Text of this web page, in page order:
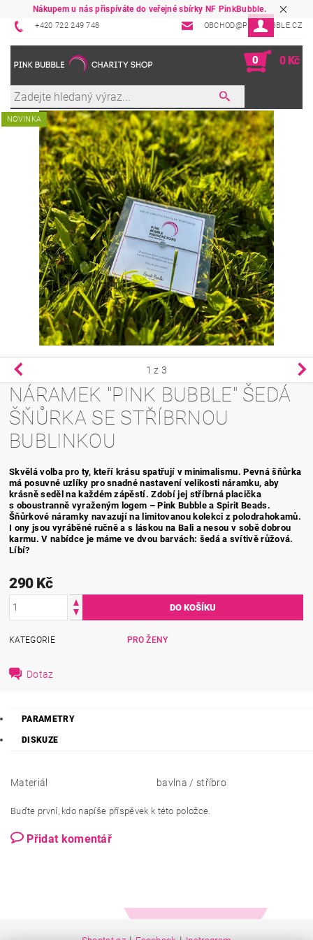
Nákupem u nás přispíváte do veřejné sbírky NF PinkBubble.
+420 722 249 748 OBCHOD@PINKBUBBLE.CZ
0 0 Kč
NOVINKA
1 z 3
NÁRAMEK "PINK BUBBLE" ŠEDÁ
ŠŇŮRKA SE STŘÍBRNOU
BUBLINKOU
Skvělá volba pro ty, kteří krásu spatřují v minimalismu. Pevná šňůrka
má posuvné uzlíky pro snadné nastavení velikosti náramku, aby
krásně seděl na každém zápěstí. Zdobí jej stříbrná placička
s oboustranně vyraženým logem – Pink Bubble a Spirit Beads.
Šňůrkové náramky navazují na limitovanou kolekci z polodrahokamů.
I ony jsou vyráběné ručně a s láskou na Bali a nesou v sobě dobrou
karmu. V nabídce je máme ve dvou barvách: šedá a svítivě růžová.
Líbí?
290 Kč
KATEGORIE PRO ŽENY
Dotaz
PARAMETRY
DISKUZE
Materiál bavlna / stříbro
Buďte první, kdo napíše příspěvek k této položce.
Přidat komentář